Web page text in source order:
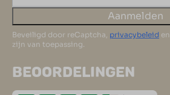
Aanmelden
Beveiligd door reCaptcha, privacybeleid en
zijn van toepassing.
BEOORDELINGEN